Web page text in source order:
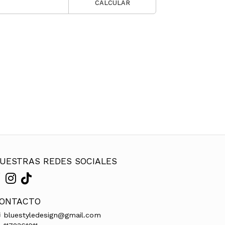
CALCULAR
REDES SOCIALES
bluestyledesign@gmail.com